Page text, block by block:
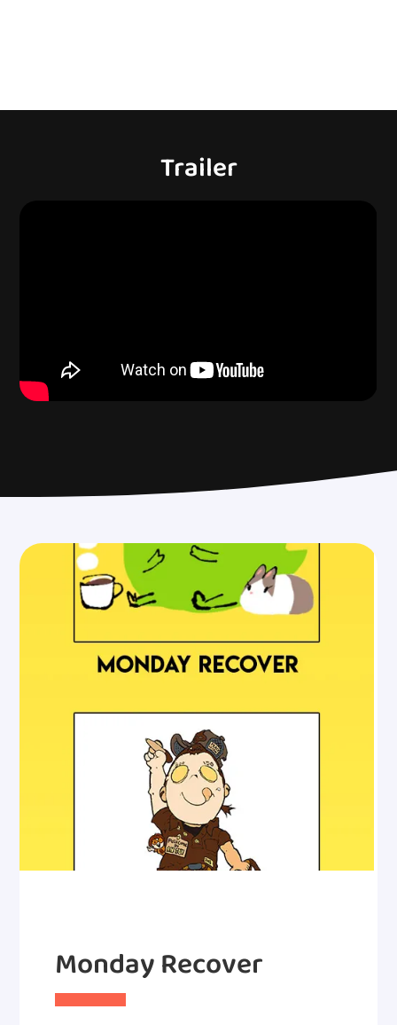
Trailer
Monday Recover